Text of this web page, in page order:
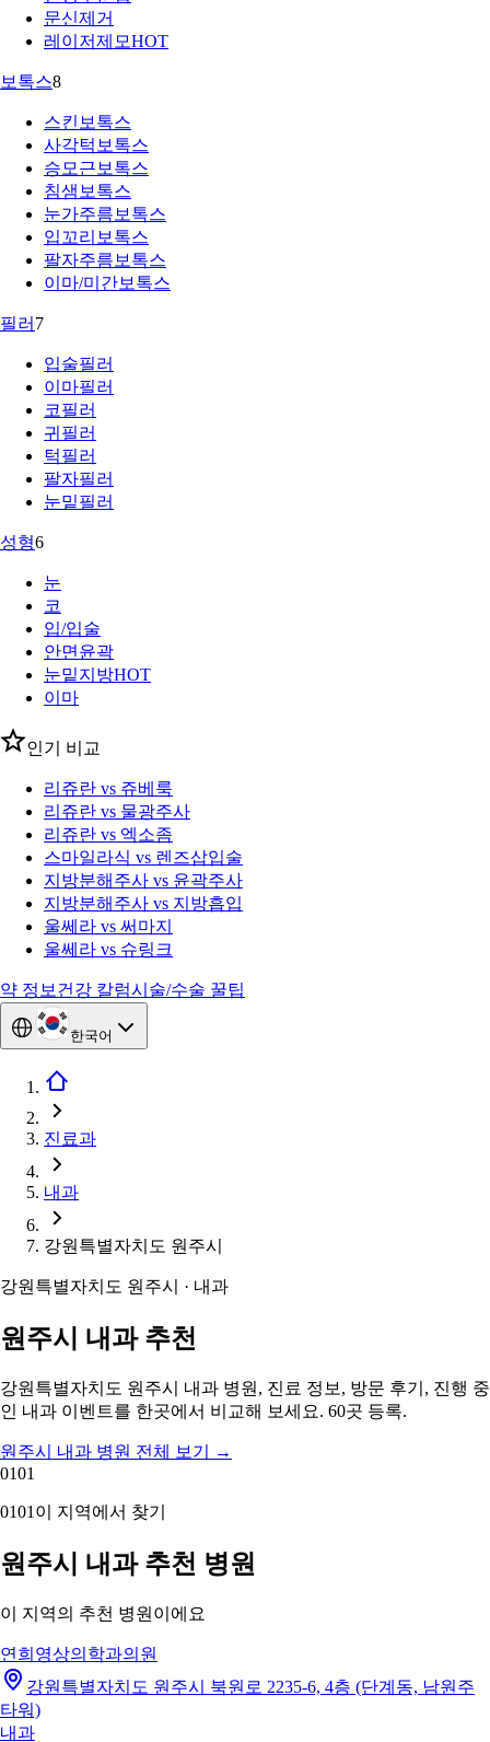
문신제거
레이저제모HOT
보톡스8
스킨보톡스
사각턱보톡스
승모근보톡스
침샘보톡스
눈가주름보톡스
입꼬리보톡스
팔자주름보톡스
이마/미간보톡스
필러 7
입술필러
이마필러
코필러
귀필러
턱필러
팔자필러
눈밑필러
성형6
눈
코
입/입술
안면윤곽
눈밑지방HOT
이마
인기 비교
리쥬란 vs 쥬베룩
리쥬란 vs 물광주사
리쥬란 vs 엑소좀
스마일라식 vs 렌즈삽입술
지방분해주사 vs 윤곽주사
지방분해주사 vs 지방흡입
울쎄라 vs 써마지
울쎄라 vs 슈링크
약 정보 건강 칼럼시술/수술 꿀팁
한국어
진료과
내과
강원특별자치도 원주시
강원특별자치도 원주시 · 내과
원주시 내과 추천
강원특별자치도 원주시 내과 병원, 진료 정보, 방문 후기, 진행 중
인 내과 이벤트를 한곳에서 비교해 보세요. 60곳 등록.
원주시 내과 병원 전체 보기
→
0101
0101 이 지역에서 찾기
원주시 내과 추천 병원
이 지역의 추천 병원이에요
연희영상의학과의원
강원특별자치도 원주시 북원로 2235-6, 4층 (단계동, 남원주
타워)
내과